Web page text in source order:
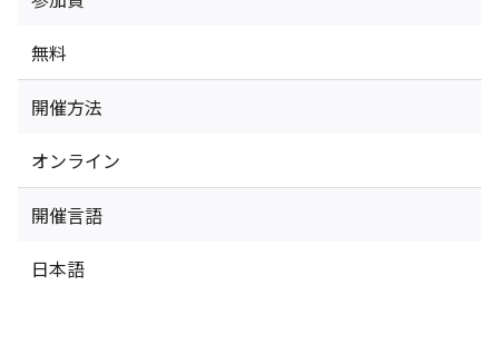
無料
開催方法
オンライン
開催言語
日本語